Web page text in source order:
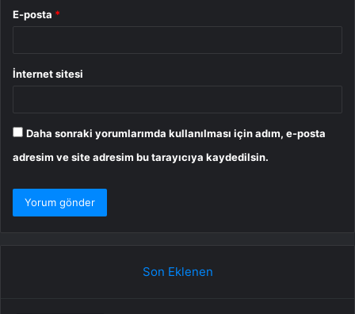
E-posta *
İnternet sitesi
Daha sonraki yorumlarımda kullanılması için adım, e-posta
adresim ve site adresim bu tarayıcıya kaydedilsin.
Son Eklenen